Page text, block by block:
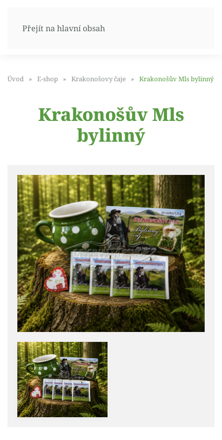
Přejít na hlavní obsah
Úvod E-shop Krakonošovy čaje Krakonošův Mls bylinný
Krakonošův Mls
bylinný